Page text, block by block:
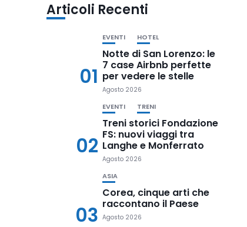
Articoli Recenti
01
EVENTI HOTEL
Notte di San Lorenzo: le
7 case Airbnb perfette
per vedere le stelle
Agosto 2026
02
EVENTI TRENI
Treni storici Fondazione
FS: nuovi viaggi tra
Langhe e Monferrato
Agosto 2026
03
ASIA
Corea, cinque arti che
raccontano il Paese
Agosto 2026